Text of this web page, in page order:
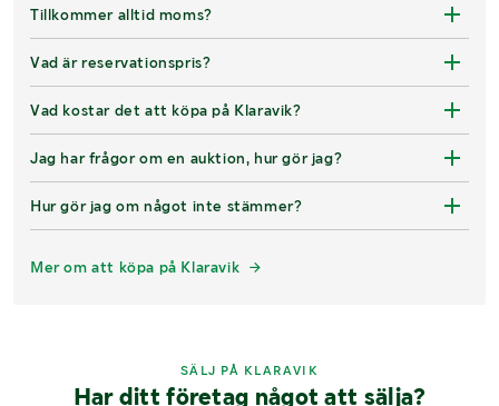
Tillkommer alltid moms?
Vad är reservationspris?
Vad kostar det att köpa på Klaravik?
Jag har frågor om en auktion, hur gör jag?
Hur gör jag om något inte stämmer?
Mer om att köpa på Klaravik
SÄLJ PÅ KLARAVIK
Har ditt företag något att sälja?